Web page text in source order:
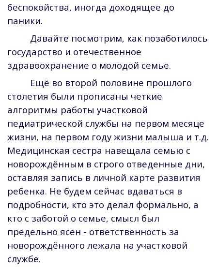
беспокойства, иногда доходящее до
паники.
Давайте посмотрим, как позаботилось
государство и отечественное
здравоохранение о молодой семье.
Ещё во второй половине прошлого
столетия были прописаны четкие
алгоритмы работы участковой
педиатрической службы на первом месяце
жизни, на первом году жизни малыша и т.д.
Медицинская сестра навещала семью с
новорождённым в строго отведенные дни,
оставляя запись в личной карте развития
ребенка. Не будем сейчас вдаваться в
подробности, кто это делал формально, а
кто с заботой о семье, смысл был
предельно ясен - ответственность за
новорождённого лежала на участковой
службе.